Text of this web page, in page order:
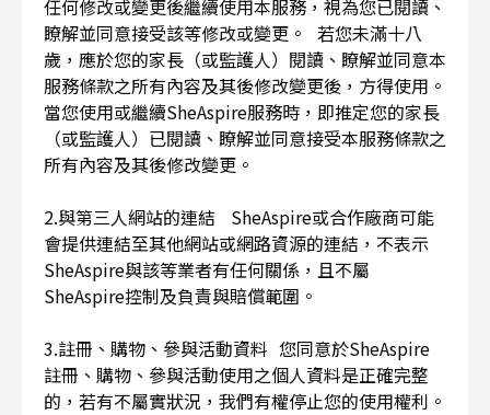
任何修改或變更後繼續使用本服務，視為您已閱讀、
瞭解並同意接受該等修改或變更。 若您未滿十八
歲，應於您的家長（或監護人）閱讀、瞭解並同意本
服務條款之所有內容及其後修改變更後，方得使用。
當您使用或繼續SheAspire服務時，即推定您的家長
（或監護人）已閱讀、瞭解並同意接受本服務條款之
所有內容及其後修改變更。
2.與第三人網站的連結 SheAspire或合作廠商可能
會提供連結至其他網站或網路資源的連結，不表示
SheAspire與該等業者有任何關係，且不屬
SheAspire控制及負責與賠償範圍。
3.註冊、購物、參與活動資料 您同意於SheAspire
註冊、購物、參與活動使用之個人資料是正確完整
的，若有不屬實狀況，我們有權停止您的使用權利。